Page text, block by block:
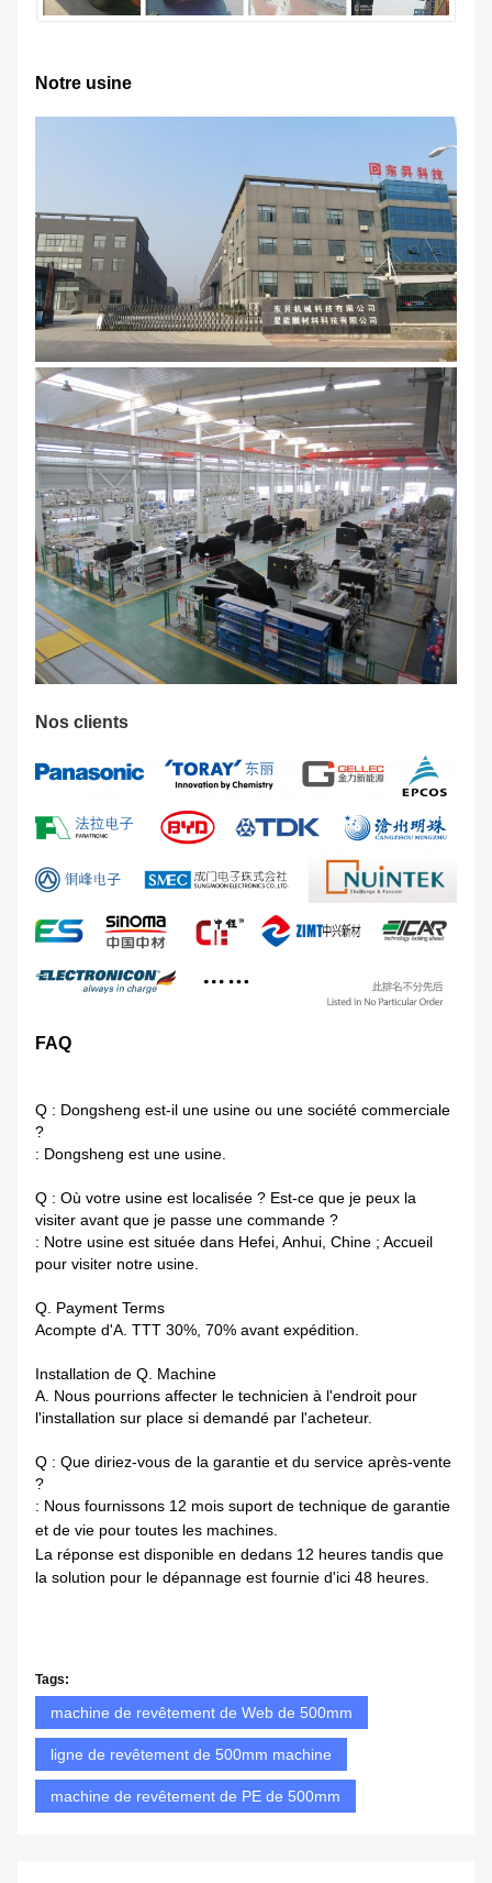
Notre usine
Nos clients
FAQ
Q : Dongsheng est-il une usine ou une société commerciale
?
: Dongsheng est une usine.
Q : Où votre usine est localisée ? Est-ce que je peux la
visiter avant que je passe une commande ?
: Notre usine est située dans Hefei, Anhui, Chine ; Accueil
pour visiter notre usine.
Q. Payment Terms
Acompte d'A. TTT 30%, 70% avant expédition.
Installation de Q. Machine
A. Nous pourrions affecter le technicien à l'endroit pour
l'installation sur place si demandé par l'acheteur.
Q : Que diriez-vous de la garantie et du service après-vente
?
: Nous fournissons 12 mois suport de technique de garantie
et de vie pour toutes les machines.
La réponse est disponible en dedans 12 heures tandis que
la solution pour le dépannage est fournie d'ici 48 heures.
Tags:
machine de revêtement de Web de 500mm
ligne de revêtement de 500mm machine
machine de revêtement de PE de 500mm